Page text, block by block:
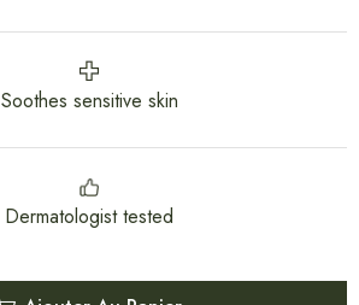
Soothes sensitive skin
Dermatologist tested